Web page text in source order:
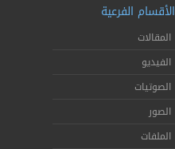
الأقسام الفرعية
المقالات
الفيديو
الصوتيات
الصور
الملفات